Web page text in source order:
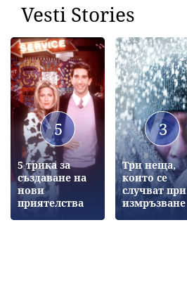
Vesti Stories
5
5 трика за
създаване на
нови
приятелства
3
Три неща,
които се
случват при
измръзване